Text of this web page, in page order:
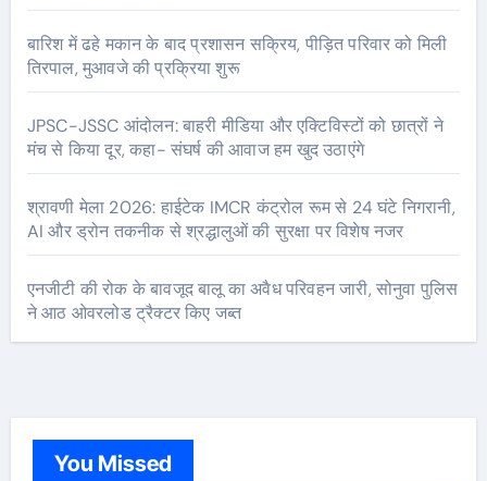
बारिश में ढहे मकान के बाद प्रशासन सक्रिय, पीड़ित परिवार को मिली
तिरपाल, मुआवजे की प्रक्रिया शुरू
JPSC-JSSC आंदोलन: बाहरी मीडिया और एक्टिविस्टों को छात्रों ने
मंच से किया दूर, कहा- संघर्ष की आवाज हम खुद उठाएंगे
श्रावणी मेला 2026: हाईटेक IMCR कंट्रोल रूम से 24 घंटे निगरानी,
AI और ड्रोन तकनीक से श्रद्धालुओं की सुरक्षा पर विशेष नजर
एनजीटी की रोक के बावजूद बालू का अवैध परिवहन जारी, सोनुवा पुलिस
ने आठ ओवरलोड ट्रैक्टर किए जब्त
You Missed